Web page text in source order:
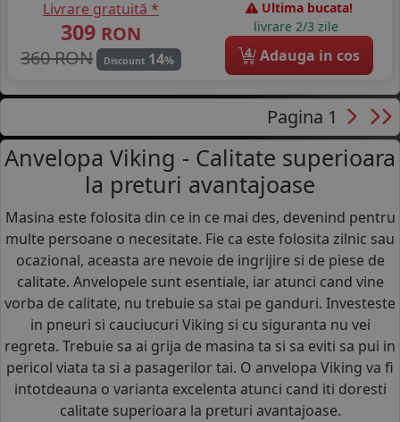
Livrare gratuită *
309 RON
360 RON
Discount 14%
Ultima bucata!
livrare 2/3 zile
4 Adauga in cos
Pagina 1
Anvelopa Viking - Calitate superioara
la preturi avantajoase
Masina este folosita din ce in ce mai des, devenind pentru
multe persoane o necesitate. Fie ca este folosita zilnic sau
ocazional, aceasta are nevoie de ingrijire si de piese de
calitate. Anvelopele sunt esentiale, iar atunci cand vine
vorba de calitate, nu trebuie sa stai pe ganduri. Investeste
in pneuri si cauciucuri Viking si cu siguranta nu vei
regreta. Trebuie sa ai grija de masina ta si sa eviti sa pui in
pericol viata ta si a pasagerilor tai. O anvelopa Viking va fi
intotdeauna o varianta excelenta atunci cand iti doresti
calitate superioara la preturi avantajoase.